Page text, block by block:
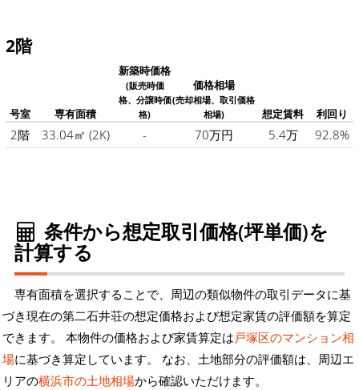
2階
号室 専有面積
新築時価格
(販売時価
格、分譲時価
格)
価格相場
(売却相場、取引価格
相場)
想定賃料 利回り
2階 33.04㎡ (2K) - 70万円 5.4万 92.8%
条件から想定取引価格(坪単価)を
計算する
専有面積を選択することで、周辺の類似物件の取引データに基
づき現在の第二石井荘の想定価格および想定家賃の評価額を算定
できます。 本物件の価格および家賃算定は戸塚区のマンション相
場に基づき算定しています。 なお、土地部分の評価額は、周辺エ
リアの横浜市の土地相場から確認いただけます。